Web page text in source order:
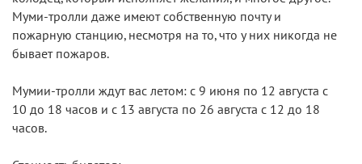
Муми-тролли даже имеют собственную почту и
пожарную станцию, несмотря на то, что у них никогда не
бывает пожаров.
Мумии-тролли ждут вас летом: с 9 июня по 12 августа с
10 до 18 часов и с 13 августа по 26 августа с 12 до 18
часов.